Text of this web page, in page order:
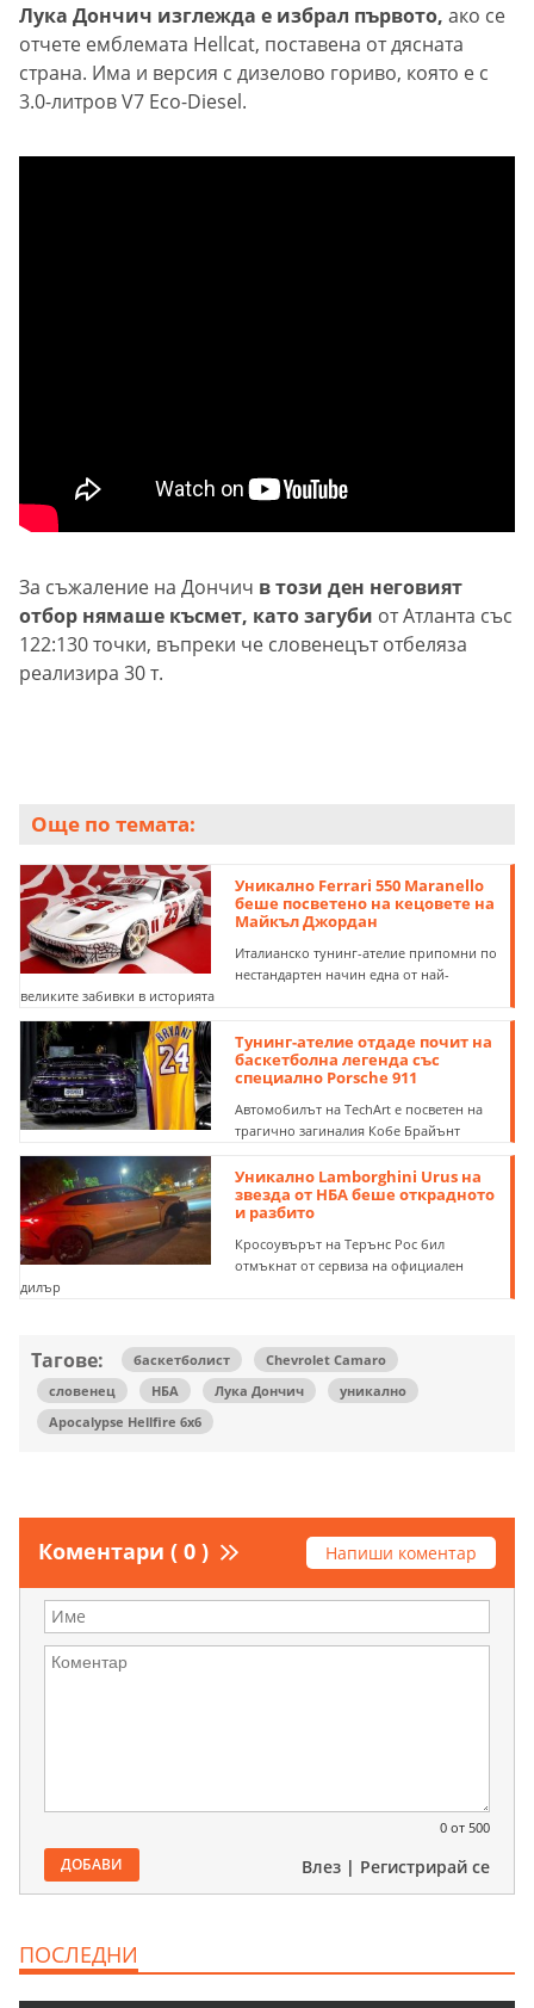
Лука Дончич изглежда е избрал първото, ако се
отчете емблемата Hellcat, поставена от дясната
страна. Има и версия с дизелово гориво, която е с
3.0-литров V7 Eco-Diesel.
За съжаление на Дончич в този ден неговият
отбор нямаше късмет, като загуби от Атланта със
122:130 точки, въпреки че словенецът отбеляза
реализира 30 т.
Още по темата:
Уникално Ferrari 550 Maranello
беше посветено на кецовете на
Майкъл Джордан
Италианско тунинг-ателие припомни по
нестандартен начин една от най-
великите забивки в историята
Тунинг-ателие отдаде почит на
баскетболна легенда със
специално Porsche 911
Автомобилът на TechArt е посветен на
трагично загиналия Кобе Брайънт
Уникално Lamborghini Urus на
звезда от НБА беше открадното
и разбито
Кросоувърът на Терънс Рос бил
отмъкнат от сервиза на официален
дилър
Тагове: баскетболист
Chevrolet Camaro
словенец
НБА Лука Дончич
уникално
Apocalypse Hellfire 6x6
Коментари ( 0 ) Напиши коментар
0 от 500
ДОБАВИ Влез | Регистрирай се
ПОСЛЕДНИ